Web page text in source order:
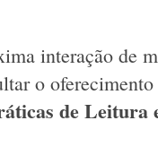
interação de
o oferecimento
de Leitura